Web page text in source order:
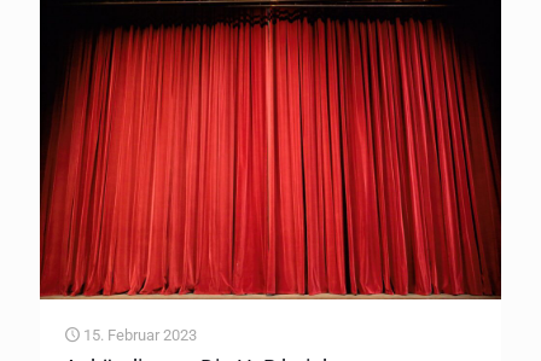
15. Februar 2023